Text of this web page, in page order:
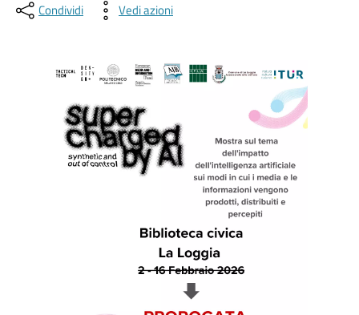
Condividi Vedi azioni